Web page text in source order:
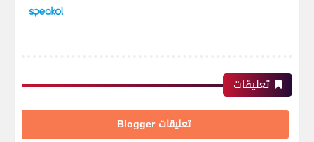
تعليقات
تعليقات Blogger